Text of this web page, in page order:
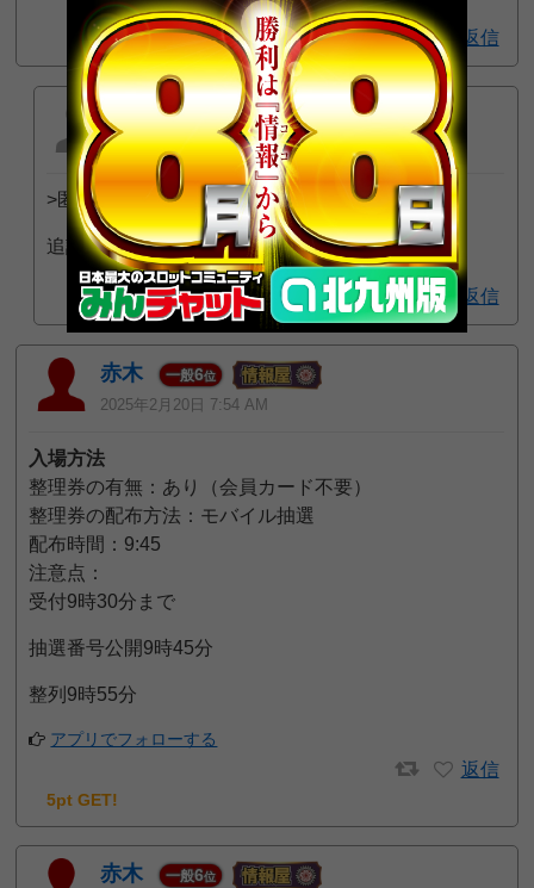
1 返信
匿名
2025年10月19日 7:16 PM
>匿名 さん
追記：5スロは22枚交換です。
返信
赤木 一般6位
2025年2月20日 7:54 AM
入場方法
整理券の有無：あり（会員カード不要）
整理券の配布方法：モバイル抽選
配布時間：9:45
注意点：
受付9時30分まで
抽選番号公開9時45分
整列9時55分
アプリでフォローする
返信
5pt GET!
赤木 一般6位